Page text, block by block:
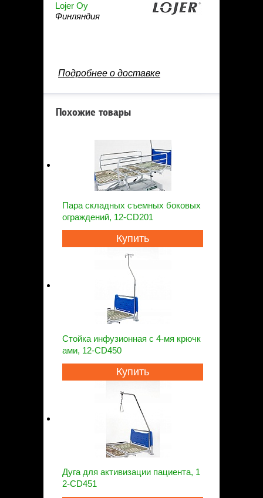
Lojer Oy
Финляндия
Подробнее о доставке
Похожие товары
Пара складных съемных боковых
ограждений, 12-CD201
Купить
Стойка инфузионная с 4-мя крючк
ами, 12-CD450
Купить
Дуга для активизации пациента, 1
2-CD451